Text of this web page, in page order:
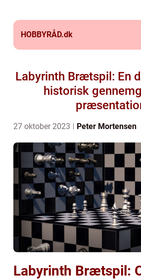
HOBBYRÅD.dk
Labyrinth Brætspil: En
historisk
27 oktober 2023 Peter Mortensen
Labyrinth Brætspil: